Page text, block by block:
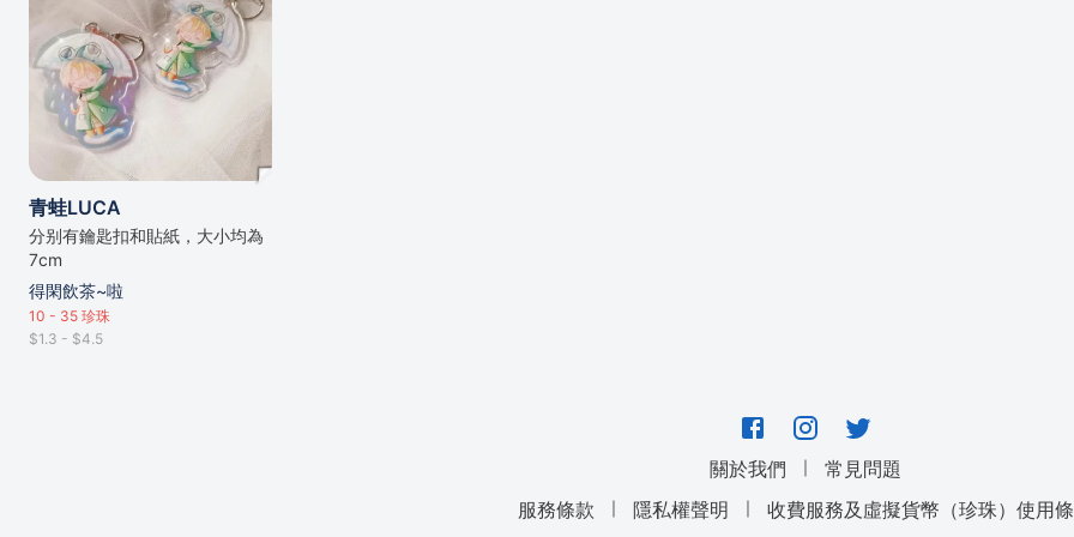
青蛙LUCA
分别有鑰匙扣和貼紙，大小均為
7cm
得閑飲茶~啦
10 - 35 珍珠
$1.3 - $4.5
關於我們 ｜
常見問題
服務條款
｜ 隱私權聲明 ｜ 收費服務及虛擬貨幣（珍珠）使用